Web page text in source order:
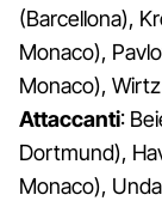
(Barcellona),
Monaco),
Monaco),
Attaccanti:
Dortmund),
Monaco),